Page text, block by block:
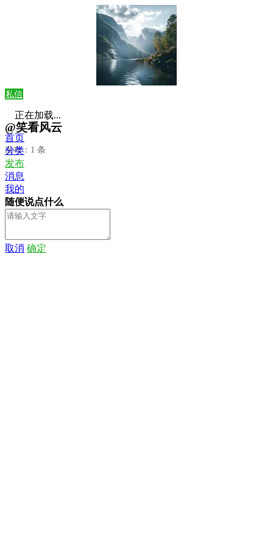
私信
@笑看风云
发布：1 条
正在加载...
首页
分类
发布
消息
我的
随便说点什么
取消 确定